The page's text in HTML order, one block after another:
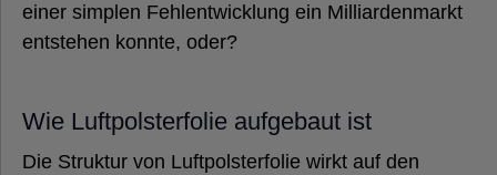
einer simplen Fehlentwicklung ein Milliardenmarkt
entstehen konnte, oder?
Wie Luftpolsterfolie aufgebaut ist
Die Struktur von Luftpolsterfolie wirkt auf den